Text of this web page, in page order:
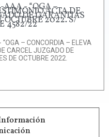
AAA.- “OGA –ACTA DE
DE GARANTIAS
OCTUBRE 2022. S/
4582/22
– CONCORDIA – ELEVA
CARCEL JUZGADO DE
DE OCTUBRE 2022.